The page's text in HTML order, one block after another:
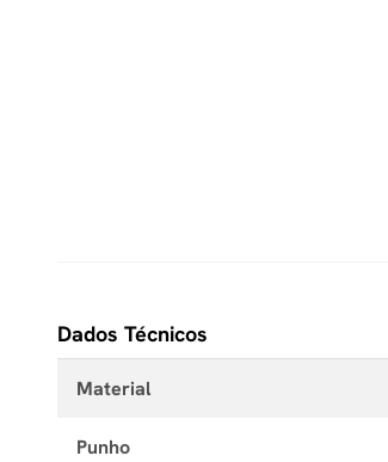
Dados Técnicos
Material
Punho